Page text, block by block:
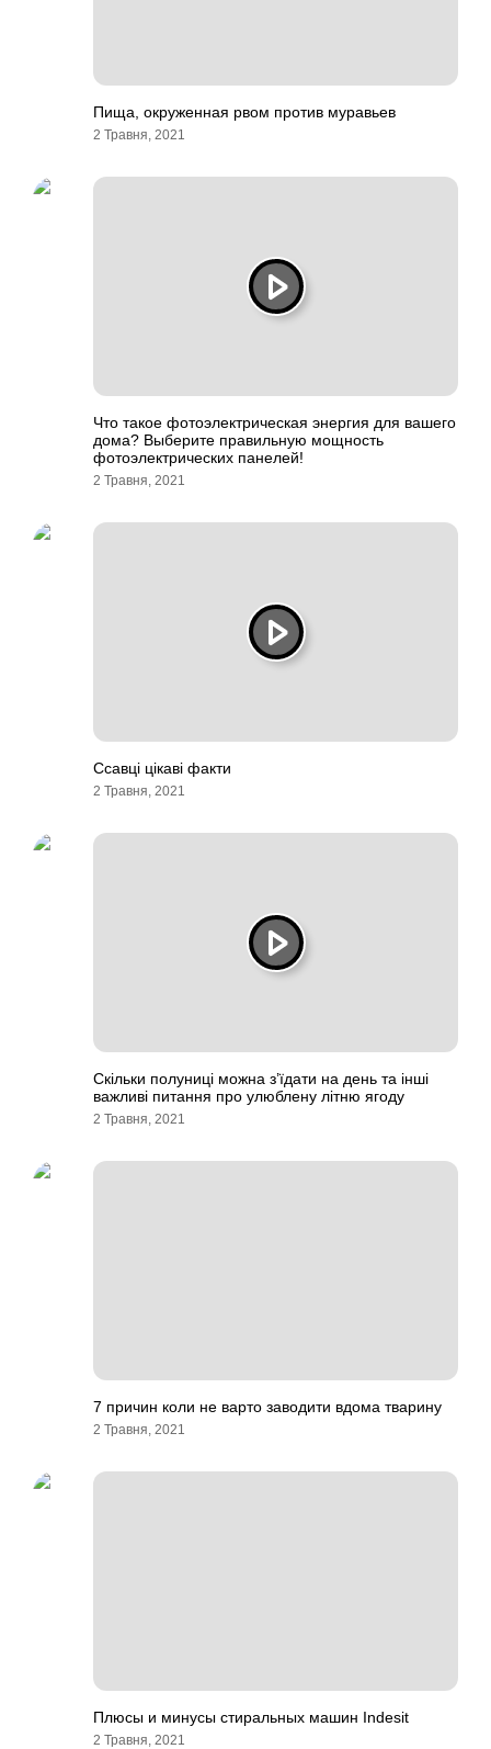
Пища, окруженная рвом против муравьев
2 Травня, 2021
Что такое фотоэлектрическая энергия для вашего
дома? Выберите правильную мощность
фотоэлектрических панелей!
2 Травня, 2021
Ссавці цікаві факти
2 Травня, 2021
Скільки полуниці можна з’їдати на день та інші
важливі питання про улюблену літню ягоду
2 Травня, 2021
7 причин коли не варто заводити вдома тварину
2 Травня, 2021
Плюсы и минусы стиральных машин Indesit
2 Травня, 2021